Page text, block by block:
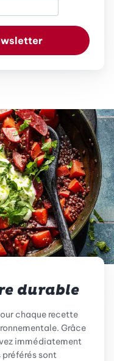
durable
chaque recette
Grâce
immédiatement
préférés sont